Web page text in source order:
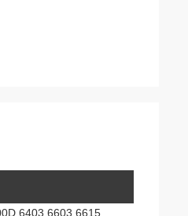
6403 6603 6615